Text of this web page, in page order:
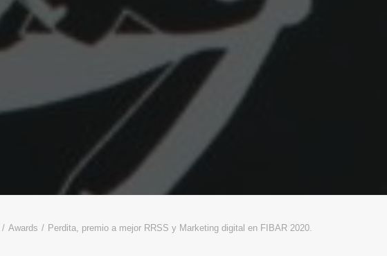
Awards Perdita, premio a mejor RRSS y Marketing digital en FIBAR 2020.